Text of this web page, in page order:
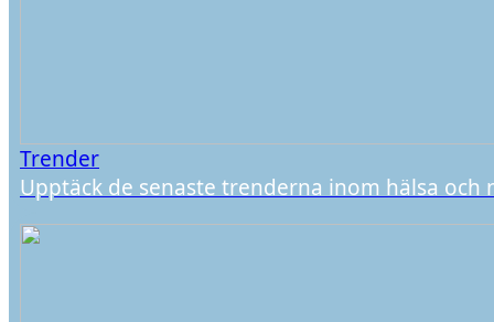
Trender
Upptäck de senaste trenderna inom hälsa och